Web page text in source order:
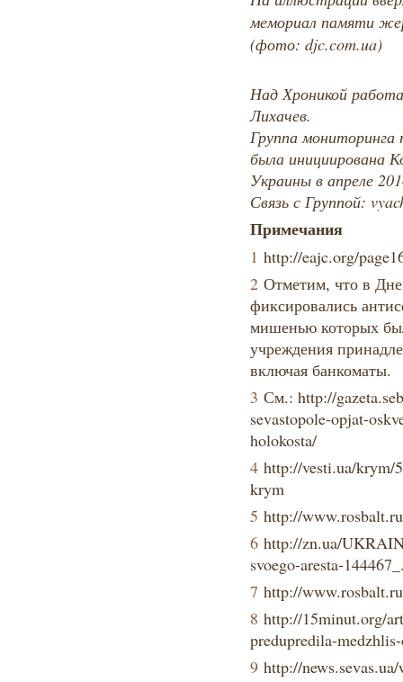
мемориал памяти
(фото: djc.com.ua)
Над Хроникой
Лихачев.
Группа мониторинга
была инициирована
Украины в апреле
Связь с Группой:
Примечания
1 http://eajc.org/
2Отметим, что в
фиксировались
мишенью которых
учреждения
включая банкоматы.
3 См.: http://
sevastopole-opjat-
holokosta/
4http://vesti.ua/krym/
krym
5 http://
6http://zn.ua/
svoego-aresta-
7 http://
8 http://15minut.org/
predupredila-
9http://news.sevas.ua/